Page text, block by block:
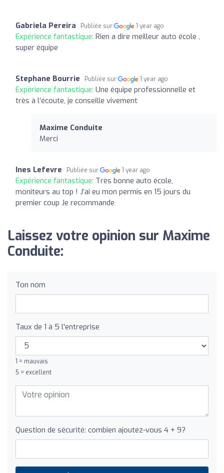
Gabriela Pereira Publiée sur 1 year ago
Expérience fantastique: Rien a dire meilleur auto école ,
super équipe
Stephane Bourrie Publiée sur 1 year ago
Expérience fantastique: Une équipe professionnelle et
très à l’écoute, je conseille vivement
Maxime Conduite
Merci
Ines Lefevre Publiée sur 1 year ago
Expérience fantastique: Très bonne auto école,
moniteurs au top ! J’ai eu mon permis en 15 jours du
premier coup Je recommande
Laissez votre opinion sur Maxime
Conduite:
Ton nom
Taux de 1 à 5 l'entreprise
1 = mauvais
5 = excellent
Question de sécurité: combien ajoutez-vous 4 + 9?